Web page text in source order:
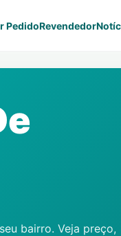
PedidoRevendedor
bairro. Veja preço,